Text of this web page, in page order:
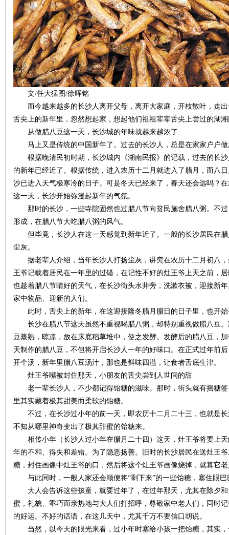
文/任大猛图/徐晖铭
而今越来越多的长沙人离开父母，离开大家庭，开枝散叶，走出
舌尖上的新年里，忽然想起家，想起他们祖祖辈辈舌尖上尝过的湖
从做腊八豆这一天，长沙城的年味就越来越浓了
马上又是传统的中国新年了。过去的长沙人，总是在家家户户
根据晚清民初时期，长沙城内《湖南民报》的记载，过去的长沙
的新年已经近了。根据传统，进入农历十二月就进入了腊月，而八
沙已进入天气极寒冷的日子。可是冬天已经来了，春天还会远吗？
这一天，长沙开始弥漫起新年的气氛。
那时的长沙，一些寺院固然也过腊八节向贫民施舍腊八粥。不过
形成，在腊八节大吃腊八粥的风气。
但毕竟，长沙人在这一天感觉到新年近了。一般的长沙居民在腊
尘灰。
据老辈人介绍，当年长沙人打扬尘灰，讲究在农历十二月初八，
王爷记载着居民在一年里的过错，在记性不好的灶王爷上天之前，
也趁着腊八节晴好的天气，在长沙街头水井旁，洗漱衣被，迎接新
家中物品、迎新的人们。
此时，舌尖上的新年，在这迎接隆冬腊月腊日的日子里，也开
长沙在腊八节这天虽然不重视喝腊八粥，却特别重视做腊八豆。
豆蒸熟，晾凉，放在床底稻草堆中，使之发酵。发酵后的腊八豆，
天制作的腊八豆，不但将开启长沙人一年的好味口。在正式过年前
开个汤，新年里腊八豆汤汁，那也是鲜味四溢，让食者舌底生津。
灶王爷嘴被封住那天，小朋友的舌尖尝到人世间的甜
老一辈长沙人，不少都记得饴糖的滋味。那时，街头就有摇糖签
里其实藏着极其甜美而柔软的饴糖。
不过，在长沙过小年的前一天，即农历十二月二十三，也就是长
不知从哪里神奇变出了极其甜蜜的饴糖来。
相传小年（长沙人过小年在腊月二十四）这天，灶王爷将要上天
年的不和、得失和差错。为了隐恶扬善。旧时的长沙居民在送灶王
糖，封住画像中灶王爷的口，然后将这个灶王爷画像烧掉，就算它
与此同时，一般人家还会顺便将“剩下来”的一些饴糖，塞住眼
大人会告诉这些孩童，就要过年了，在过年那天，尤其在除夕和
蜜，礼貌、乖巧而亲热地与大人们打招呼，尊敬家中老人们，同时
的好运。不好的话语，在这几天中，尤其千万不要信口胡说。
当然，以今天的眼光来看，过小年时塞给小孩一把饴糖，其实，